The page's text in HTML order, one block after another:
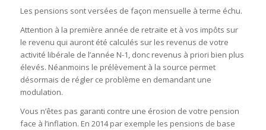
Les pensions sont versées de façon mensuelle à terme échu.
Attention à la première année de retraite et à vos impôts sur
le revenu qui auront été calculés sur les revenus de votre
activité libérale de l’année N-1, donc revenus à priori bien plus
élevés. Néanmoins le prélèvement à la source permet
désormais de régler ce problème en demandant une
modulation.
Vous n’êtes pas garanti contre une érosion de votre pension
face à l’inflation. En 2014 par exemple les pensions de base